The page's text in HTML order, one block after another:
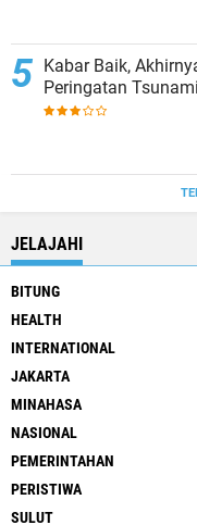
Kabar Baik,
Peringatan
JELAJAHI
BITUNG
HEALTH
INTERNATIONAL
JAKARTA
MINAHASA
NASIONAL
PEMERINTAHAN
PERISTIWA
SULUT